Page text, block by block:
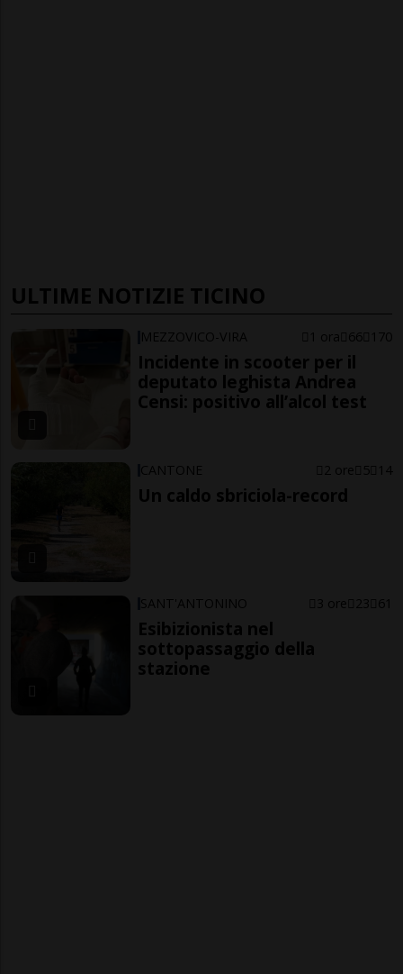
ULTIME NOTIZIE TICINO
MEZZOVICO-VIRA 1 ora 66 170
Incidente in scooter per il
deputato leghista Andrea
Censi: positivo all’alcol test
CANTONE 2 ore 5 14
Un caldo sbriciola-record
SANT'ANTONINO 3 ore 23 61
Esibizionista nel
sottopassaggio della
stazione